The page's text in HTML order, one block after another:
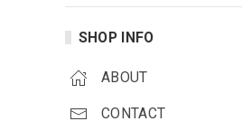
SHOP INFO
ABOUT
CONTACT